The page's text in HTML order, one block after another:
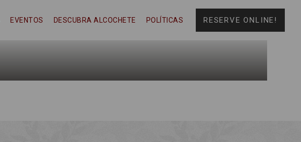
EVENTOS DESCUBRA ALCOCHETE POLÍTICAS RESERVE ONLINE!